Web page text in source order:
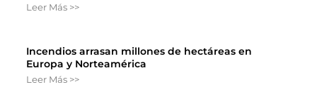
Leer Más >>
Incendios arrasan millones de hectáreas en
Europa y Norteamérica
Leer Más >>